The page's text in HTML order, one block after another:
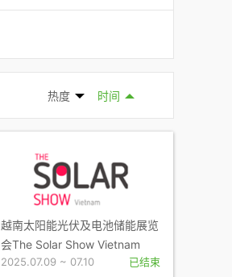
热度 时间
越南太阳能光伏及电池储能展览
会The Solar Show Vietnam
2025.07.09 ~ 07.10 已结束